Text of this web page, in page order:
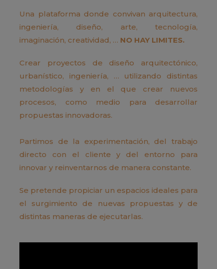
Una plataforma donde convivan arquitectura,
ingeniería, diseño, arte, tecnología,
imaginación, creatividad, … NO HAY LIMITES.
Crear proyectos de diseño arquitectónico,
urbanístico, ingeniería, … utilizando distintas
metodologías y en el que crear nuevos
procesos, como medio para desarrollar
propuestas innovadoras.
Partimos de la experimentación, del trabajo
directo con el cliente y del entorno para
innovar y reinventarnos de manera constante.
Se pretende propiciar un espacios ideales para
el surgimiento de nuevas propuestas y de
distintas maneras de ejecutarlas.